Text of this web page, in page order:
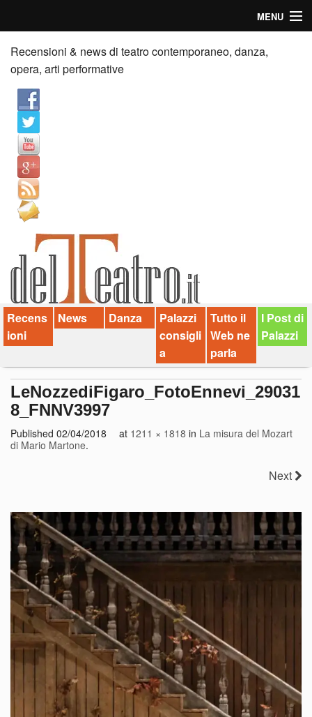
MENU
Home
Recensioni
Anticipazioni
News
Palazzi consiglia
Video
Chi siamo
Contatti
dT in English
Recensioni & news di teatro contemporaneo, danza,
opera, arti performative
Recens
ioni
News Danza
Palazzi
consigli
a
Tutto il
Web ne
parla
I Post di
Palazzi
LeNozzediFigaro_FotoEnnevi_29031
8_FNNV3997
Published 02/04/2018 at 1211 × 1818 in La misura del Mozart
di Mario Martone.
Next